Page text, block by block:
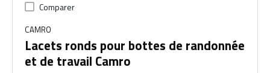
Comparer
CAMRO
Lacets ronds pour bottes de randonnée
et de travail Camro